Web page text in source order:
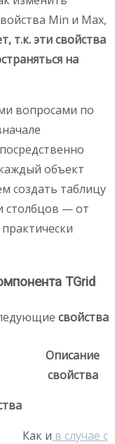
Min и Max,
т.к. эти свойства
на
вопросами по
объект
создать таблицу
столбцов — от
TGrid
свойства
Описание
свойства
Как и в случае с